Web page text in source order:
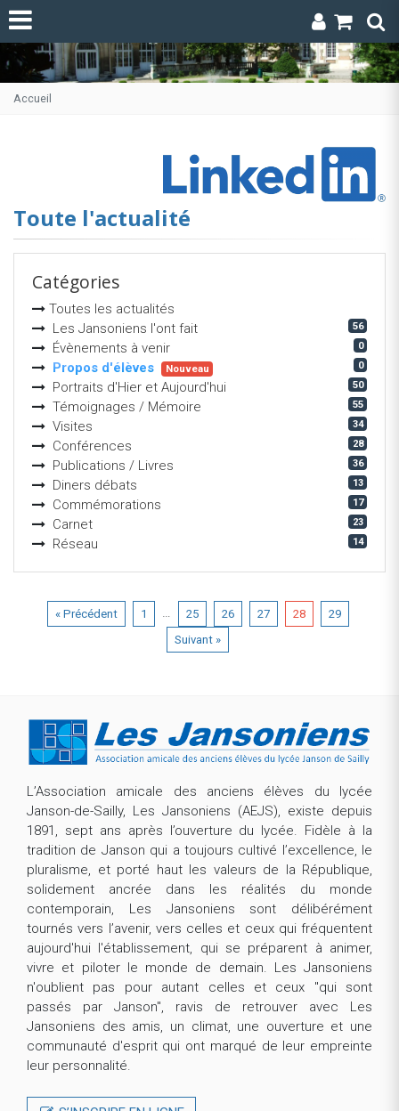
Accueil
Toute l'actualité
Catégories
Toutes les actualités
Les Jansoniens l'ont fait
56
Évènements à venir 0
Propos d'élèves Nouveau 0
Portraits d'Hier et Aujourd'hui 50
Témoignages / Mémoire 55
Visites 34
Conférences 28
Publications / Livres 36
Diners débats 13
Commémorations 17
Carnet 23
Réseau 14
« Précédent 1 … 25 26 27 28
29
Suivant »
L’Association amicale des anciens élèves du lycée
Janson-de-Sailly, Les Jansoniens (AEJS), existe depuis
1891, sept ans après l’ouverture du lycée. Fidèle à la
tradition de Janson qui a toujours cultivé l’excellence, le
pluralisme, et porté haut les valeurs de la République,
solidement ancrée dans les réalités du monde
contemporain, Les Jansoniens sont délibérément
tournés vers l’avenir, vers celles et ceux qui fréquentent
aujourd'hui l'établissement, qui se préparent à animer,
vivre et piloter le monde de demain. Les Jansoniens
n'oublient pas pour autant celles et ceux "qui sont
passés par Janson", ravis de retrouver avec Les
Jansoniens des amis, un climat, une ouverture et une
communauté d'esprit qui ont marqué de leur empreinte
leur personnalité.